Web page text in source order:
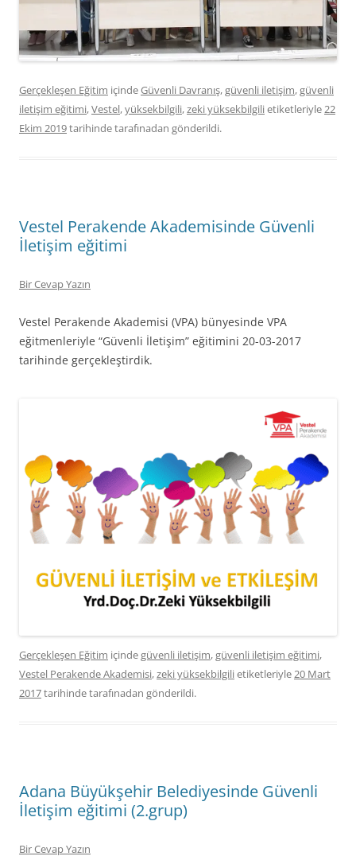
Gerçekleşen Eğitim içindeGüvenli Davranış,güvenli iletişim,güvenli
iletişim eğitimi,Vestel,yüksekbilgili,zeki yüksekbilgilietiketleriyle22
Ekim 2019tarihindetarafınadan gönderildi.
Vestel Perakende Akademisinde Güvenli
İletişim eğitimi
Bir Cevap Yazın
Vestel Perakende Akademisi (VPA) bünyesinde VPA
eğitmenleriyle “Güvenli İletişim” eğitimini 20-03-2017
tarihinde gerçekleştirdik.
Gerçekleşen Eğitim içindegüvenli iletişim,güvenli iletişim eğitimi,
Vestel Perakende Akademisi,zeki yüksekbilgilietiketleriyle20 Mart
2017tarihindetarafınadan gönderildi.
Adana Büyükşehir Belediyesinde Güvenli
İletişim eğitimi (2.grup)
Bir Cevap Yazın